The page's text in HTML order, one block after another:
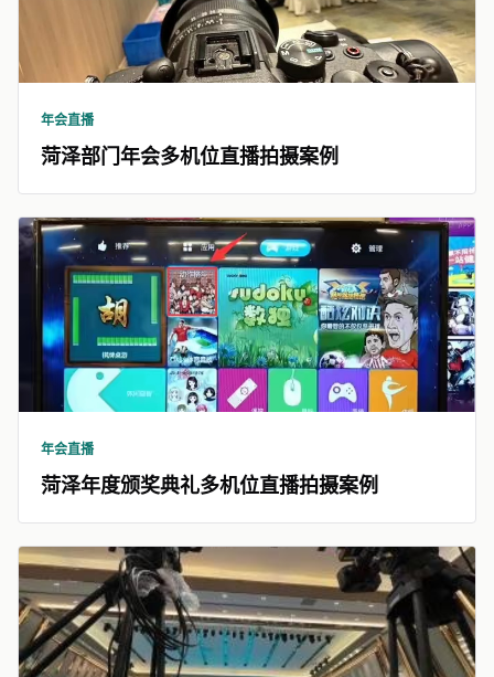
年会直播
菏泽部门年会多机位直播拍摄案例
年会直播
菏泽年度颁奖典礼多机位直播拍摄案例